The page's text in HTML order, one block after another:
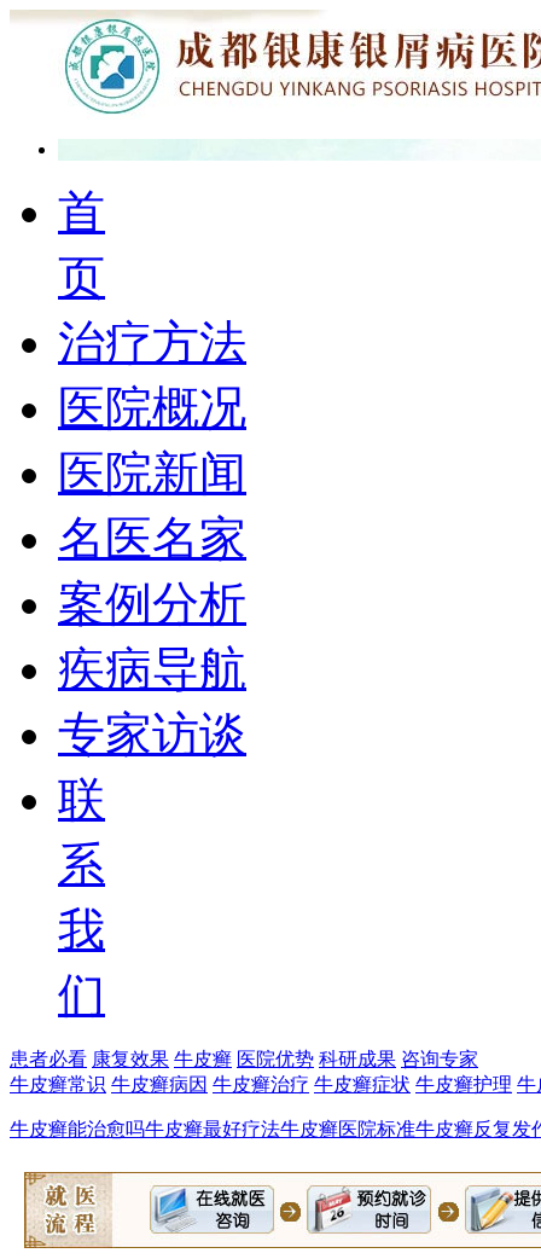
首
页
治疗方法
医院概况
医院新闻
名医名家
案例分析
疾病导航
专家访谈
联
系
我
们
患者必看 康复效果 牛皮癣 医院优势 科研成果 咨询专家
牛皮癣常识 牛皮癣病因 牛皮癣治疗 牛皮癣症状 牛皮癣护理 牛
牛皮癣能治愈吗牛皮癣最好疗法牛皮癣医院标准牛皮癣反复发